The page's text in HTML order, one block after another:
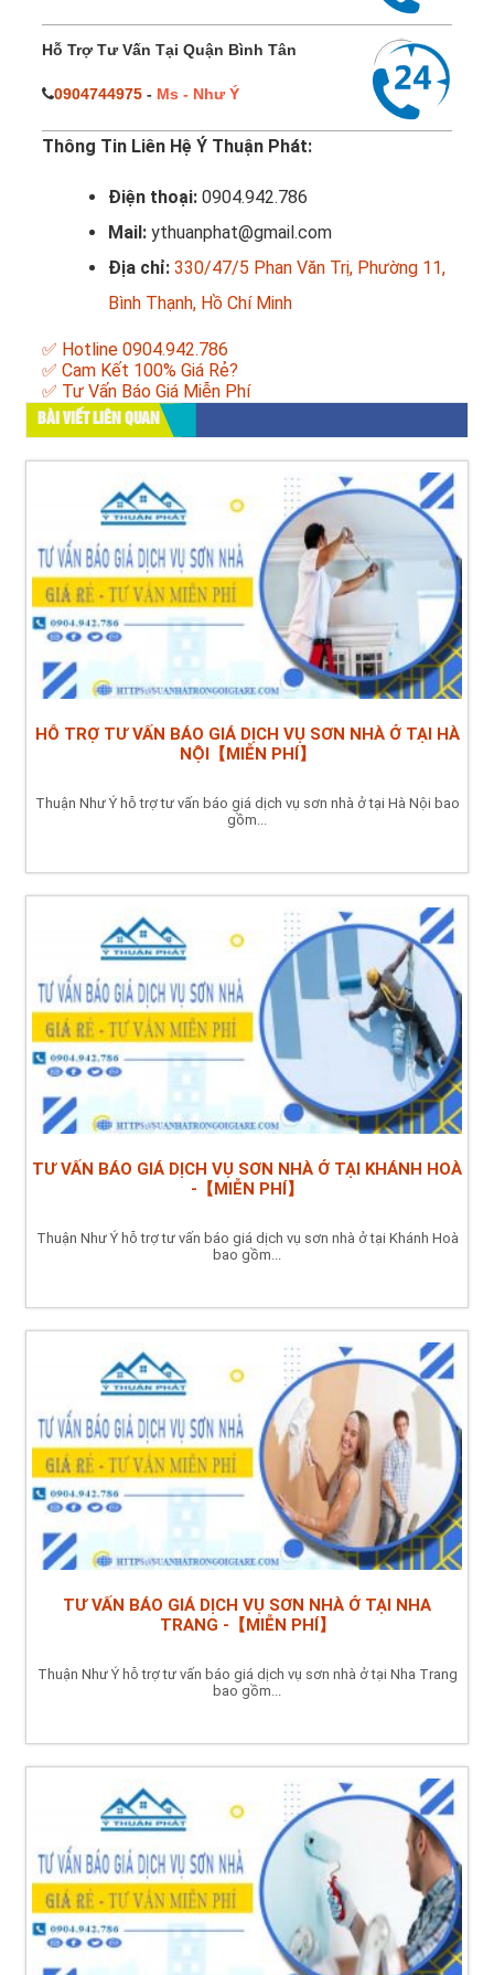
Hỗ Trợ Tư Vấn Tại Quận Bình Tân
0904744975 - Ms - Như Ý
Thông Tin Liên Hệ Ý Thuận Phát:
Điện thoại: 0904.942.786
Mail: ythuanphat@gmail.com
Địa chỉ: 330/47/5 Phan Văn Trị, Phường 11,
Bình Thạnh, Hồ Chí Minh
✅ Hotline 0904.942.786
✅ Cam Kết 100% Giá Rẻ?
✅ Tư Vấn Báo Giá Miễn Phí
BÀI VIẾT LIÊN QUAN
HỖ TRỢ TƯ VẤN BÁO GIÁ DỊCH VỤ SƠN NHÀ Ở TẠI HÀ
NỘI【MIỄN PHÍ】
Thuận Như Ý hỗ trợ tư vấn báo giá dịch vụ sơn nhà ở tại Hà Nội bao
gồm...
TƯ VẤN BÁO GIÁ DỊCH VỤ SƠN NHÀ Ở TẠI KHÁNH HOÀ
-【MIỄN PHÍ】
Thuận Như Ý hỗ trợ tư vấn báo giá dịch vụ sơn nhà ở tại Khánh Hoà
bao gồm...
TƯ VẤN BÁO GIÁ DỊCH VỤ SƠN NHÀ Ở TẠI NHA
TRANG -【MIỄN PHÍ】
Thuận Như Ý hỗ trợ tư vấn báo giá dịch vụ sơn nhà ở tại Nha Trang
bao gồm...